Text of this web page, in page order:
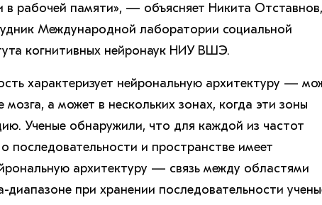
рабочей памяти», — объясняет Никита Отставнов,
Международной лаборатории социальной
когнитивных нейронаук НИУ ВШЭ.
характеризует нейрональную архитектуру —
мозга, а может в нескольких зонах, когда эти зоны
Ученые обнаружили, что для каждой из частот
последовательности и пространстве имеет
архитектуру — связь между областями
диапазоне при хранении последовательности